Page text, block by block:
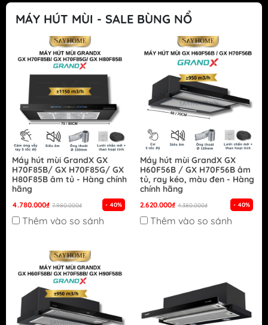
MÁY HÚT MÙI - SALE BÙNG NỔ
Máy hút mùi GrandX GX
H70F85B/ GX H70F85G/ GX
H80F85B âm tủ - Hàng chính
hãng
4.780.000₫ 7.980.000₫ - 40%
Thêm vào so sánh
Máy hút mùi GrandX GX
H60F56B / GX H70F56B âm
tủ, ray kéo, màu đen - Hàng
chính hãng
2.620.000₫ 4.380.000₫ - 40%
Thêm vào so sánh